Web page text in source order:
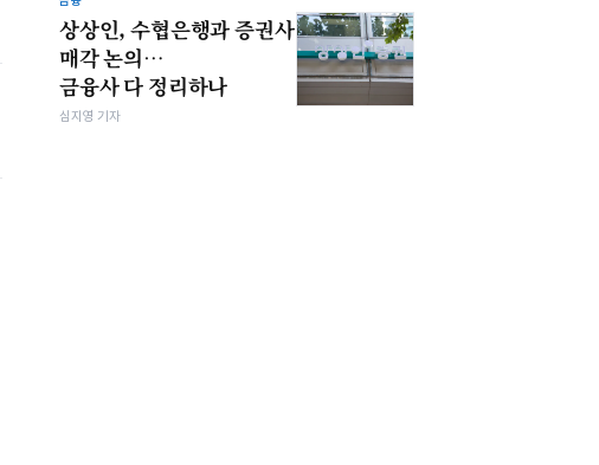
상상인, 수협은행과 증권사
매각 논의…
금융사 다 정리하나
심지영 기자